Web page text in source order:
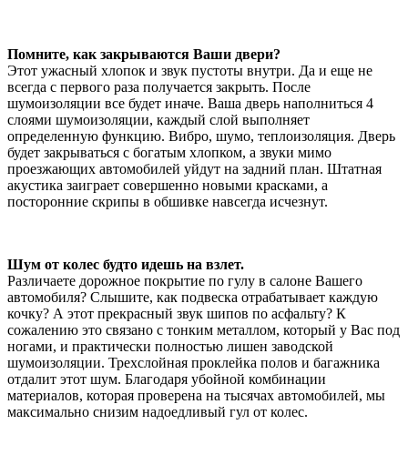
Помните, как закрываются Ваши двери?
Этот ужасный хлопок и звук пустоты внутри. Да и еще не
всегда с первого раза получается закрыть. После
шумоизоляции все будет иначе. Ваша дверь наполниться 4
слоями шумоизоляции, каждый слой выполняет
определенную функцию. Вибро, шумо, теплоизоляция. Дверь
будет закрываться с богатым хлопком, а звуки мимо
проезжающих автомобилей уйдут на задний план. Штатная
акустика заиграет совершенно новыми красками, а
посторонние скрипы в обшивке навсегда исчезнут.
Шум от колес будто идешь на взлет.
Различаете дорожное покрытие по гулу в салоне Вашего
автомобиля? Слышите, как подвеска отрабатывает каждую
кочку? А этот прекрасный звук шипов по асфальту? К
сожалению это связано с тонким металлом, который у Вас под
ногами, и практически полностью лишен заводской
шумоизоляции. Трехслойная проклейка полов и багажника
отдалит этот шум. Благодаря убойной комбинации
материалов, которая проверена на тысячах автомобилей, мы
максимально снизим надоедливый гул от колес.